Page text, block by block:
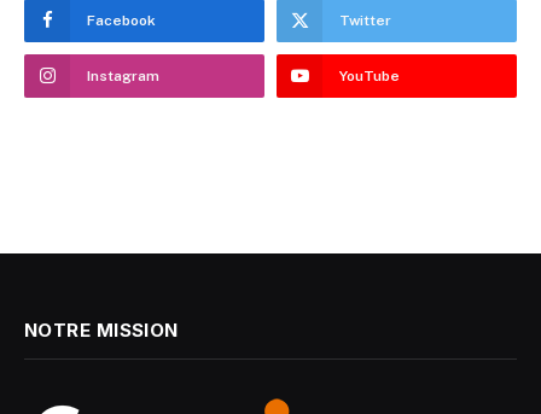
Facebook Twitter
Instagram YouTube
NOTRE MISSION